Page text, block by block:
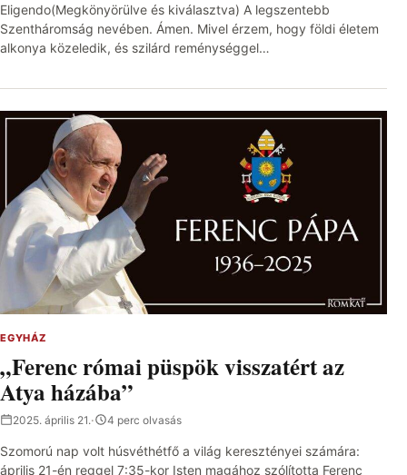
Eligendo(Megkönyörülve és kiválasztva) A legszentebb
Szentháromság nevében. Ámen. Mivel érzem, hogy földi életem
alkonya közeledik, és szilárd reménységgel…
EGYHÁZ
„Ferenc római püspök visszatért az
Atya házába”
2025. április 21.· 4 perc olvasás
Szomorú nap volt húsvéthétfő a világ keresztényei számára:
április 21-én reggel 7:35-kor Isten magához szólította Ferenc